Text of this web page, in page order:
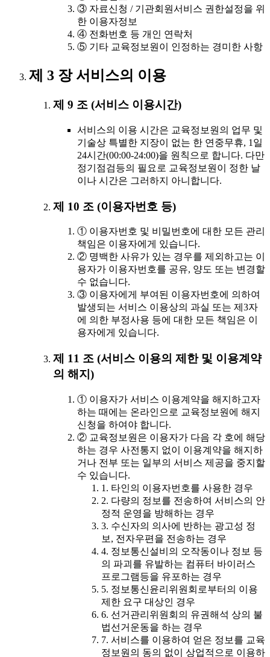
③ 자료신청 / 기관회원서비스 권한설정을 위
한 이용자정보
④ 전화번호 등 개인 연락처
⑤ 기타 교육정보원이 인정하는 경미한 사항
제 3 장 서비스의 이용
제 9 조 (서비스 이용시간)
서비스의 이용 시간은 교육정보원의 업무 및
기술상 특별한 지장이 없는 한 연중무휴, 1일
24시간(00:00-24:00)을 원칙으로 합니다. 다만
정기점검등의 필요로 교육정보원이 정한 날
이나 시간은 그러하지 아니합니다.
제 10 조 (이용자번호 등)
① 이용자번호 및 비밀번호에 대한 모든 관리
책임은 이용자에게 있습니다.
② 명백한 사유가 있는 경우를 제외하고는 이
용자가 이용자번호를 공유, 양도 또는 변경할
수 없습니다.
③ 이용자에게 부여된 이용자번호에 의하여
발생되는 서비스 이용상의 과실 또는 제3자
에 의한 부정사용 등에 대한 모든 책임은 이
용자에게 있습니다.
제 11 조 (서비스 이용의 제한 및 이용계약
의 해지)
① 이용자가 서비스 이용계약을 해지하고자
하는 때에는 온라인으로 교육정보원에 해지
신청을 하여야 합니다.
② 교육정보원은 이용자가 다음 각 호에 해당
하는 경우 사전통지 없이 이용계약을 해지하
거나 전부 또는 일부의 서비스 제공을 중지할
수 있습니다.
1. 타인의 이용자번호를 사용한 경우
2. 다량의 정보를 전송하여 서비스의 안
정적 운영을 방해하는 경우
3. 수신자의 의사에 반하는 광고성 정
보, 전자우편을 전송하는 경우
4. 정보통신설비의 오작동이나 정보 등
의 파괴를 유발하는 컴퓨터 바이러스
프로그램등을 유포하는 경우
5. 정보통신윤리위원회로부터의 이용
제한 요구 대상인 경우
6. 선거관리위원회의 유권해석 상의 불
법선거운동을 하는 경우
7. 서비스를 이용하여 얻은 정보를 교육
정보원의 동의 없이 상업적으로 이용하